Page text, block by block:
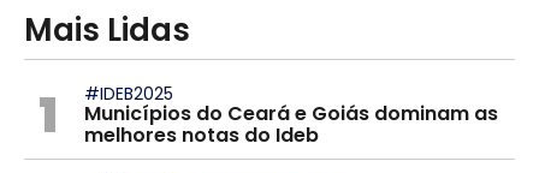
Mais Lidas
1 #IDEB2025
Municípios do Ceará e Goiás dominam as
melhores notas do Ideb